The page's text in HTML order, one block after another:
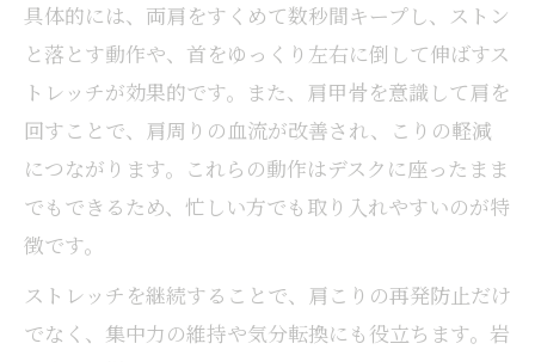
仕事や家事に負けない肩こり防止ポイント
肩こりを防ぐための家事中の工夫を紹介
仕事中に肩こりを溜めない姿勢維持のコツ
肩こり予防に役立つ休憩と動作の取り方
忙しい女性のための肩こり対策スケジュー
ル
具体的には、両肩をすくめて数秒間キープし、ストン
と落とす動作や、首をゆっくり左右に倒して伸ばすス
トレッチが効果的です。また、肩甲骨を意識して肩を
回すことで、肩周りの血流が改善され、こりの軽減
につながります。これらの動作はデスクに座ったまま
でもできるため、忙しい方でも取り入れやすいのが特
徴です。
ストレッチを継続することで、肩こりの再発防止だけ
でなく、集中力の維持や気分転換にも役立ちます。岩